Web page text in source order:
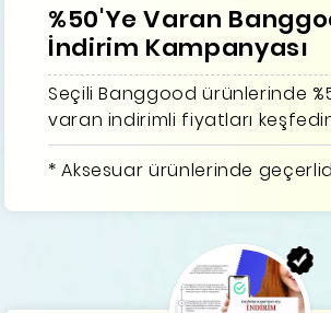
%50'Ye Varan
İndirim Kampanyası
Seçili Banggood ürünlerinde
varan indirimli fiyatları
* Aksesuar ürünlerinde